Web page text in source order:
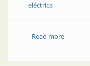
eléctrica
Read moreabout